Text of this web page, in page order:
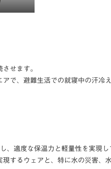
せます。
で、避難生活での就寝中の汗冷え
、適度な保温力と軽量性を実現し
するウェアと、特に水の災害、水